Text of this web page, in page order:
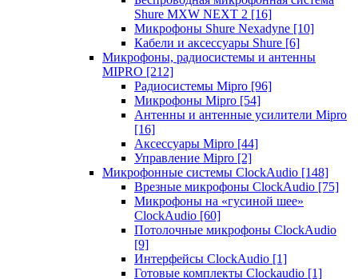
Shure MXW NEXT 2 [16]
Микрофоны Shure Nexadyne [10]
Кабели и аксессуары Shure [6]
Микрофоны, радиосистемы и антенны
MIPRO [212]
Радиосистемы Mipro [96]
Микрофоны Mipro [54]
Антенны и антенные усилители Mipro
[16]
Аксессуары Mipro [44]
Управление Mipro [2]
Микрофонные системы ClockAudio [148]
Врезные микрофоны ClockAudio [75]
Микрофоны на «гусиной шее»
ClockAudio [60]
Потолочные микрофоны ClockAudio
[9]
Интерфейсы ClockAudio [1]
Готовые комплекты Clockaudio [1]